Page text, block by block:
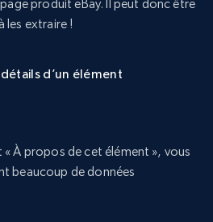
produit eBay. Il peut donc être
les extraire !
d’un élément
« À propos de cet élément », vous
beaucoup de données